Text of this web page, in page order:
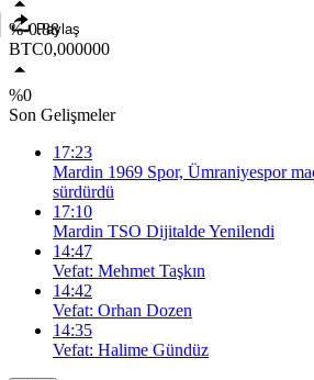
%-0.88
BTC0,000000
%0
Son Gelişmeler
17:23
Mardin 1969 Spor, Ümraniyespor
sürdürdü
17:10
Mardin TSO Dijitalde Yenilendi
14:47
Vefat: Mehmet Taşkın
14:42
Vefat: Orhan Dozen
14:35
Vefat: Halime Gündüz
Paylaş